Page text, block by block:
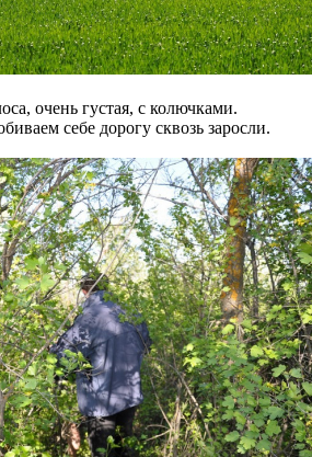
очень густая, с колючками.
себе дорогу сквозь заросли.